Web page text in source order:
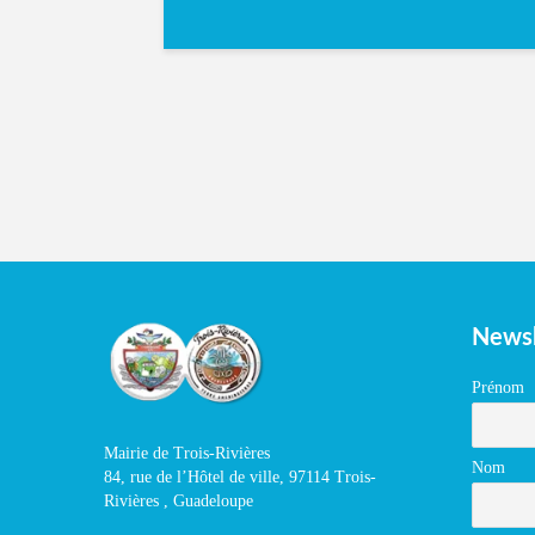
Mairie de Trois-Rivières
84, rue de l’Hôtel de ville, 97114 Trois-
Rivières , Guadeloupe
Prénom
Nom